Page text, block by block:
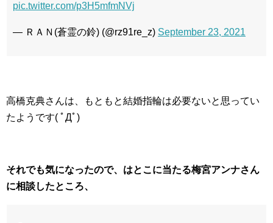
pic.twitter.com/p3H5mfmNVj
— ＲＡＮ(蒼霊の鈴) (@rz91re_z) September 23, 2021
高橋克典さんは、もともと結婚指輪は必要ないと思ってい
たようです( ﾟДﾟ)
それでも気になったので、はとこに当たる梅宮アンナさん
に相談したところ、